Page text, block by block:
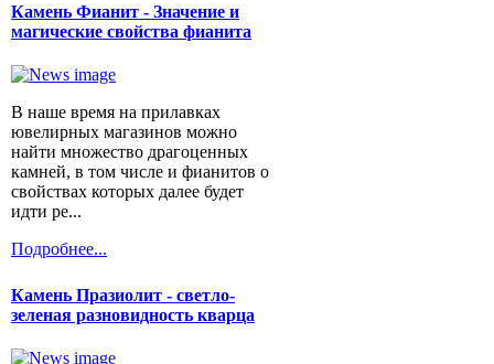
Камень Фианит - Значение и
магические свойства фианита
В наше время на прилавках
ювелирных магазинов можно
найти множество драгоценных
камней, в том числе и фианитов о
свойствах которых далее будет
идти ре...
Подробнее...
Камень Празиолит - светло-
зеленая разновидность кварца